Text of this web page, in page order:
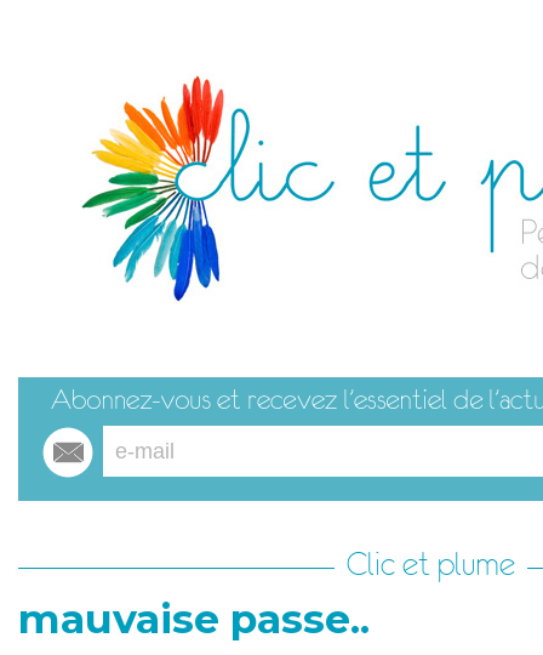
Clic et plume
mauvaise passe..